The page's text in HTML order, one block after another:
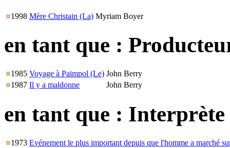
1998 Mère Christain (La) Myriam Boyer
en tant que :
1985 Voyage à Paimpol (Le) John Berry
1987 Il y a maldonne John Berry
en tant que : Interprète
1973 Evénement le plus important depuis que l'homme a marché